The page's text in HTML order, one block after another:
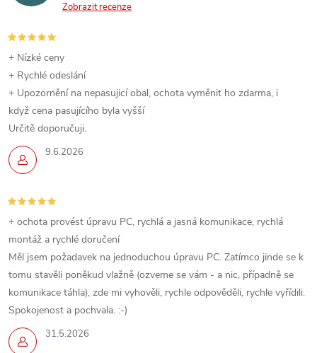
Zobrazit recenze
9.6.2026
+ Nízké ceny
+ Rychlé odeslání
+ Upozornění na nepasujicí obal, ochota vyměnit ho zdarma, i
když cena pasujícího byla vyšší
Určitě doporučuji.
31.5.2026
+ ochota provést úpravu PC, rychlá a jasná komunikace, rychlá
montáž a rychlé doručení
Měl jsem požadavek na jednoduchou úpravu PC. Zatímco jinde se k
tomu stavěli poněkud vlažně (ozveme se vám - a nic, případně se
komunikace táhla), zde mi vyhověli, rychle odpověděli, rychle vyřídili.
Spokojenost a pochvala. :-)